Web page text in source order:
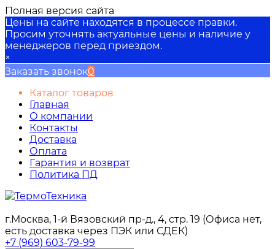
Полная версия сайта
Цены на сайте находятся в процессе правки.
Просим уточнять актуальные цены и наличие у
менеджеров перед приездом.
×
Заказать звонок0
Каталог товаров
Главная
О компании
Контакты
Доставка
Оплата
Гарантия и возврат
Политика ПД
г.Москва, 1-й Вязовский пр-д., 4, стр. 19 (Офиса нет,
есть доставка через ПЭК или СДЕК)
+7 (969) 603-79-99